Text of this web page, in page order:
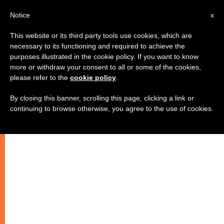
تغريدات البابا
البابا يستخدم التويتر بطريقة عفويّة
x
Notice
This website or its third party tools use cookies, which are
necessary to its functioning and required to achieve the
purposes illustrated in the cookie policy. If you want to know
more or withdraw your consent to all or some of the cookies,
please refer to the cookie policy
By closing this banner, scrolling this page, clicking a link or
continuing to browse otherwise, you agree to the use of cookies.